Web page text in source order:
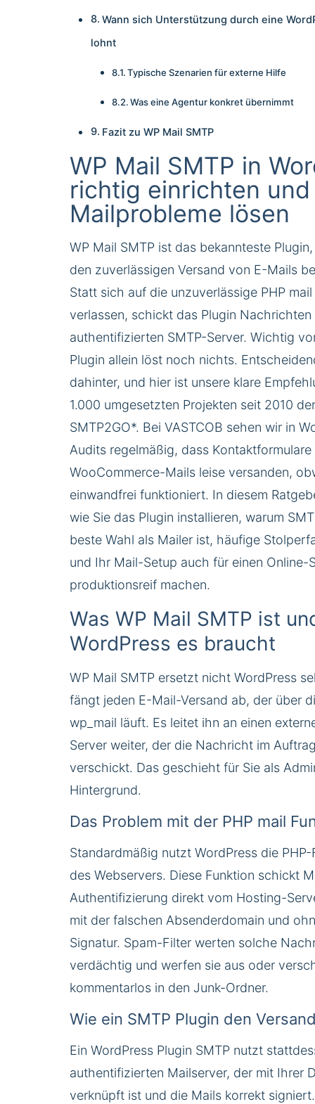
Wann sich Unterstützung durch eine
lohnt
Typische Szenarien für externe Hilfe
Was eine Agentur konkret übernimmt
Fazit zu WP Mail SMTP
WP Mail SMTP in
richtig einrichten und
Mailprobleme lösen
WP Mail SMTP ist das bekannteste
den zuverlässigen Versand von E-Mails
Statt sich auf die unzuverlässige PHP
verlassen, schickt das Plugin Nachrichten
authentifizierten SMTP-Server. Wichtig
Plugin allein löst noch nichts.
dahinter, und hier ist unsere klare
1.000 umgesetzten Projekten seit 2010
SMTP2GO*. Bei VASTCOB sehen wir in
Audits regelmäßig, dass Kontaktformulare
WooCommerce-Mails leise versanden,
einwandfrei funktioniert. In diesem
wie Sie das Plugin installieren, warum
beste Wahl als Mailer ist, häufige
und Ihr Mail-Setup auch für einen Online-
produktionsreif machen.
Was WP Mail SMTP ist
WordPress es braucht
WP Mail SMTP ersetzt nicht WordPress
fängt jeden E-Mail-Versand ab, der über
wp_mail läuft. Es leitet ihn an einen
Server weiter, der die Nachricht im
verschickt. Das geschieht für Sie als
Hintergrund.
Das Problem mit der PHP mail
Standardmäßig nutzt WordPress die
des Webservers. Diese Funktion schickt
Authentifizierung direkt vom Hosting-
mit der falschen Absenderdomain und
Signatur. Spam-Filter werten solche
verdächtig und werfen sie aus oder
kommentarlos in den Junk-Ordner.
Wie ein SMTP Plugin den
Ein WordPress Plugin SMTP nutzt
authentifizierten Mailserver, der mit Ihrer
verknüpft ist und die Mails korrekt